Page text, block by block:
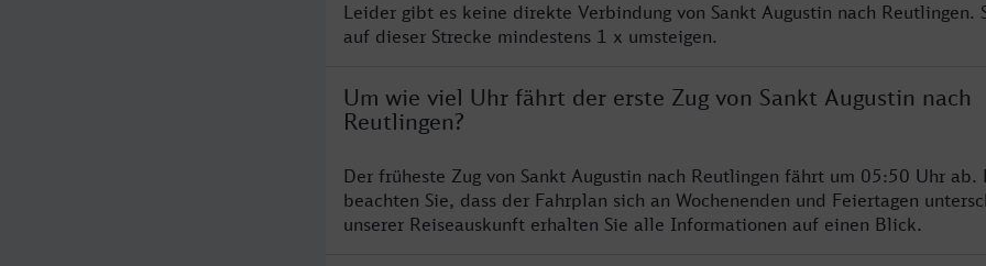
Leider gibt es keine direkte Verbindung von Sankt Augustin nach Reutlingen.
auf dieser Strecke mindestens 1 x umsteigen.
Um wie viel Uhr fährt der erste Zug von Sankt Augustin nach
Reutlingen?
Der früheste Zug von Sankt Augustin nach Reutlingen fährt um 05:50 Uhr ab.
beachten Sie, dass der Fahrplan sich an Wochenenden und Feiertagen
unserer Reiseauskunft erhalten Sie alle Informationen auf einen Blick.